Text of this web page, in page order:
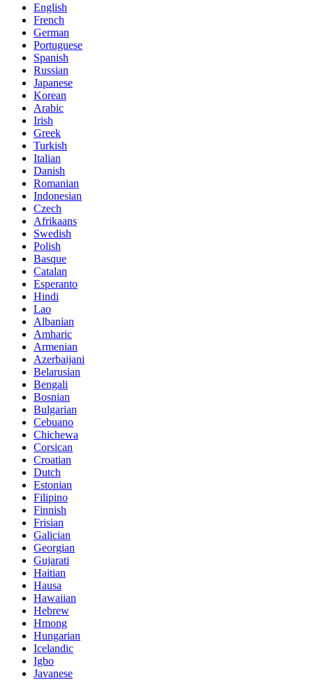
English
French
German
Portuguese
Spanish
Russian
Japanese
Korean
Arabic
Irish
Greek
Turkish
Italian
Danish
Romanian
Indonesian
Czech
Afrikaans
Swedish
Polish
Basque
Catalan
Esperanto
Hindi
Lao
Albanian
Amharic
Armenian
Azerbaijani
Belarusian
Bengali
Bosnian
Bulgarian
Cebuano
Chichewa
Corsican
Croatian
Dutch
Estonian
Filipino
Finnish
Frisian
Galician
Georgian
Gujarati
Haitian
Hausa
Hawaiian
Hebrew
Hmong
Hungarian
Icelandic
Igbo
Javanese